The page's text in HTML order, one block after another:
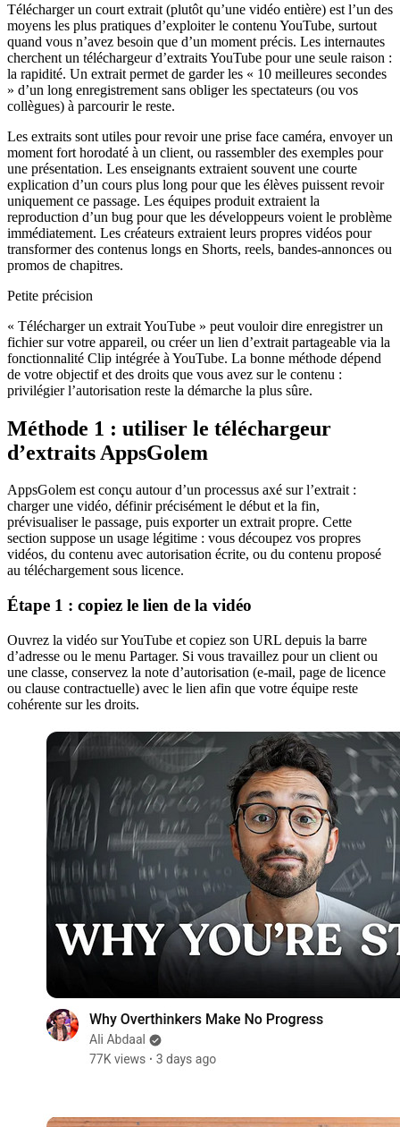
Télécharger un court extrait (plutôt qu’une vidéo entière) est l’un des
moyens les plus pratiques d’exploiter le contenu YouTube, surtout
quand vous n’avez besoin que d’un moment précis. Les internautes
cherchent un téléchargeur d’extraits YouTube pour une seule raison :
la rapidité. Un extrait permet de garder les « 10 meilleures secondes
» d’un long enregistrement sans obliger les spectateurs (ou vos
collègues) à parcourir le reste.
Les extraits sont utiles pour revoir une prise face caméra, envoyer un
moment fort horodaté à un client, ou rassembler des exemples pour
une présentation. Les enseignants extraient souvent une courte
explication d’un cours plus long pour que les élèves puissent revoir
uniquement ce passage. Les équipes produit extraient la
reproduction d’un bug pour que les développeurs voient le problème
immédiatement. Les créateurs extraient leurs propres vidéos pour
transformer des contenus longs en Shorts, reels, bandes-annonces ou
promos de chapitres.
Petite précision
« Télécharger un extrait YouTube » peut vouloir dire enregistrer un
fichier sur votre appareil, ou créer un lien d’extrait partageable via la
fonctionnalité Clip intégrée à YouTube. La bonne méthode dépend
de votre objectif et des droits que vous avez sur le contenu :
privilégier l’autorisation reste la démarche la plus sûre.
Méthode 1 : utiliser le téléchargeur
d’extraits AppsGolem
AppsGolem est conçu autour d’un processus axé sur l’extrait :
charger une vidéo, définir précisément le début et la fin,
prévisualiser le passage, puis exporter un extrait propre. Cette
section suppose un usage légitime : vous découpez vos propres
vidéos, du contenu avec autorisation écrite, ou du contenu proposé
au téléchargement sous licence.
Étape 1 : copiez le lien de la vidéo
Ouvrez la vidéo sur YouTube et copiez son URL depuis la barre
d’adresse ou le menu Partager. Si vous travaillez pour un client ou
une classe, conservez la note d’autorisation (e-mail, page de licence
ou clause contractuelle) avec le lien afin que votre équipe reste
cohérente sur les droits.